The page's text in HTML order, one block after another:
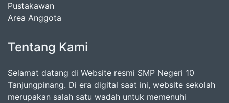
Pustakawan
Area Anggota
Tentang Kami
Selamat datang di Website resmi SMP Negeri 10
Tanjungpinang. Di era digital saat ini, website sekolah
merupakan salah satu wadah untuk memenuhi